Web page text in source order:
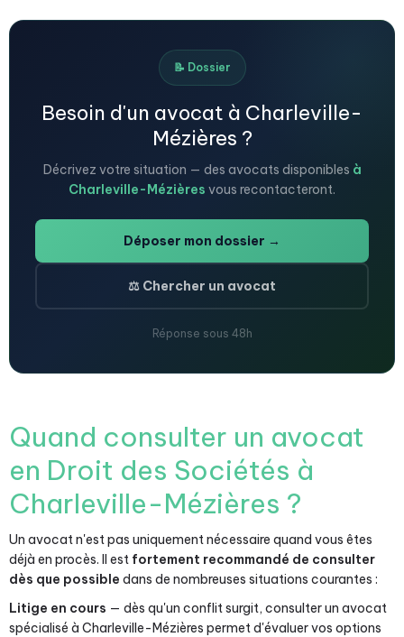
📝 Dossier
Besoin d'un avocat à Charleville-
Mézières ?
Décrivez votre situation — des avocats disponibles à
Charleville-Mézières vous recontacteront.
Déposer mon dossier →
⚖️ Chercher un avocat
Réponse sous 48h
Quand consulter un avocat
en Droit des Sociétés à
Charleville-Mézières ?
Un avocat n'est pas uniquement nécessaire quand vous êtes
déjà en procès. Il est fortement recommandé de consulter
dès que possible dans de nombreuses situations courantes :
Litige en cours — dès qu'un conflit surgit, consulter un avocat
spécialisé à Charleville-Mézières permet d'évaluer vos options